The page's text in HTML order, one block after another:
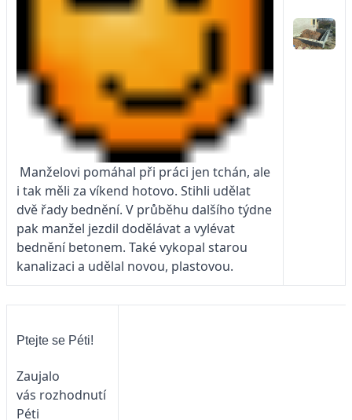
Manželovi pomáhal při práci jen tchán, ale
i tak měli za víkend hotovo. Stihli udělat
dvě řady bednění. V průběhu dalšího týdne
pak manžel jezdil dodělávat a vylévat
bednění betonem. Také vykopal starou
kanalizaci a udělal novou, plastovou.
Ptejte se Péti!
Zaujalo
vás rozhodnutí
Péti